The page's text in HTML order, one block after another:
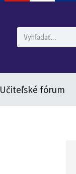
Učiteľské fórum